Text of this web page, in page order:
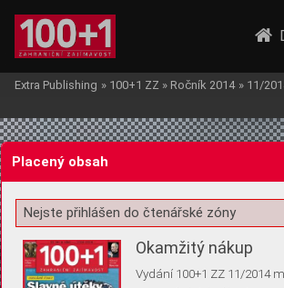
Žádost o souhlas s ukládáním
Extra Publishing » 100+1 ZZ » Ročník 2014 » 11/
Placený obsah
Nejste přihlášen do čtenářské zóny
Okamžitý nákup
Vydání 100+1 ZZ 11/2014